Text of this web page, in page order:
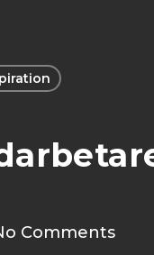
Comments